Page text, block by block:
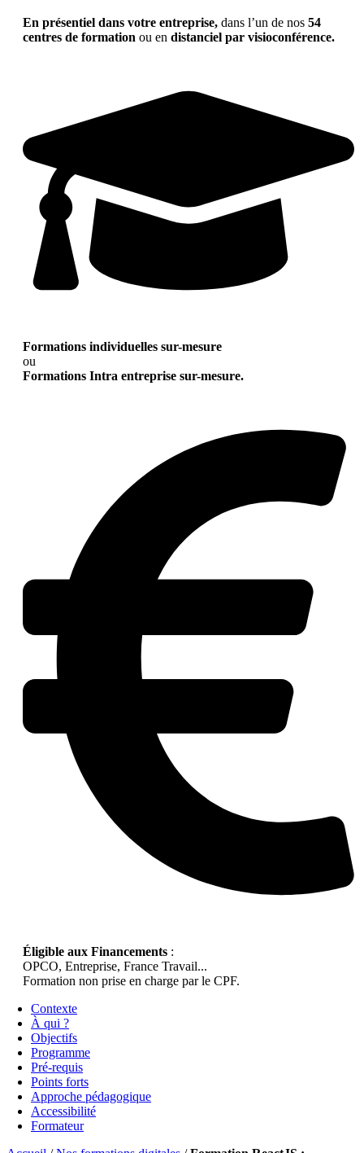
En présentiel dans votre entreprise, dans l’un de nos 54
centres de formation ou en distanciel par visioconférence.
Formations individuelles sur-mesure
ou
Formations Intra entreprise sur-mesure.
Éligible aux Financements :
OPCO, Entreprise, France Travail...
Formation non prise en charge par le CPF.
Contexte
À qui ?
Objectifs
Programme
Pré-requis
Points forts
Approche pédagogique
Accessibilité
Formateur